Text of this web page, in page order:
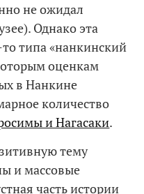
не ожидал
Однако эта
типа «нанкинский
оценкам
в Нанкине
количество
и Нагасаки.
тему
и массовые
часть истории